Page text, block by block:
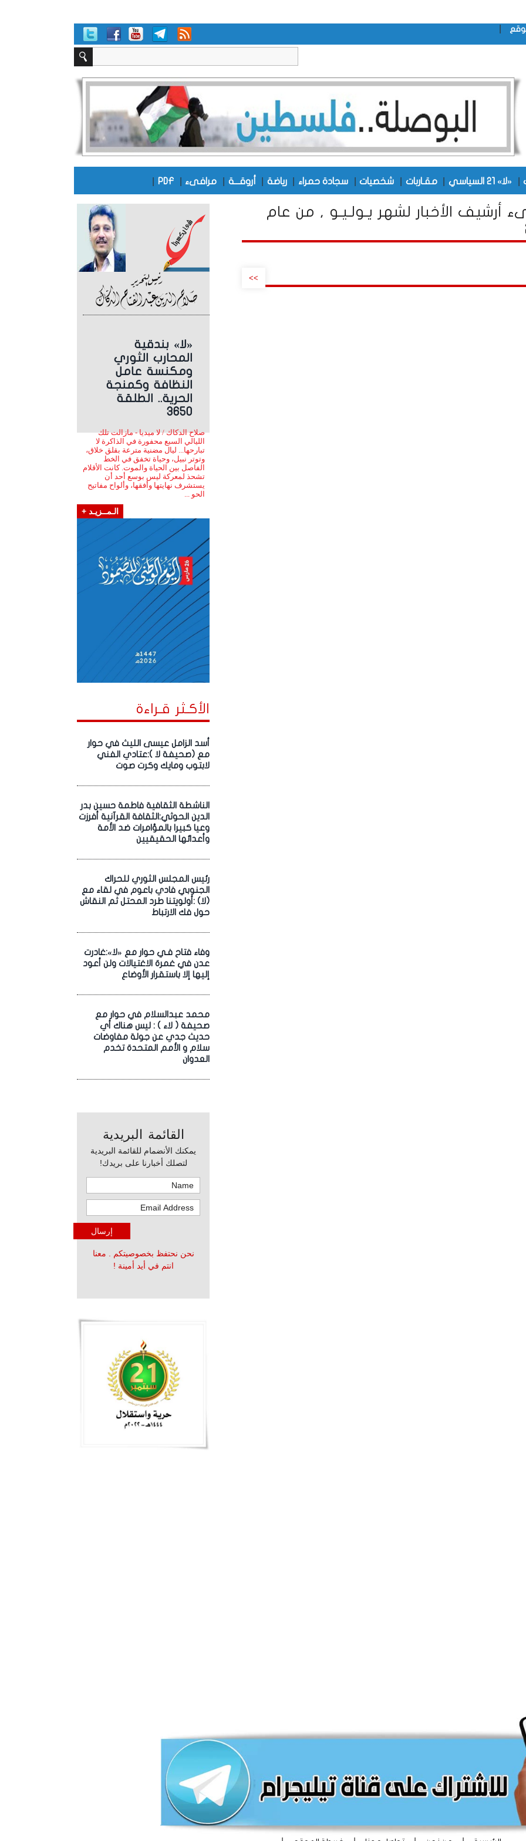
«لا» 21 السياسي مقـاربات شخصيات سجادة حمراء رياضة أروقـــة مرافىء PDF
«لا» بندقية
المحارب الثوري
ومكنسة عامل
النظافة وكمنجة
الحرية.. الطلقة
3650
صلاح الدكاك / لا ميديا - مازالت تلك
الليالي السبع محفورة في الذاكرة لا
تبارحها... ليال مضنية مترعة بقلق خلاق،
وتوتر نبيل، وحياة تخفق في الخط
الفاصل بين الحياة والموت. كانت الأقلام
تشحذ لمعركة ليس بوسع أحد أن
يستشرف نهايتها وأفقها، وألواح مفاتيح
الحو ...
الـمــزيـد +
الأكـثر قـراءة
أسد الزامل عيسى الليث في حوار
مع (صحيفة لا ):عتادي الفني
لابتوب ومايك وكرت صوت
الناشطة الثقافية فاطمة حسين بدر
الدين الحوثي:الثقافة القرآنية أفرزت
وعيا كبيرا بالمؤامرات ضد الأمة
وأعدائها الحقيقيين
رئيس المجلس الثوري للحراك
الجنوبي فادي باعوم في لقاء مع
(لا) :أولويتنا طرد المحتل ثم النقاش
حول فك الارتباط
وفاء فتاح فـي حوار مع «لا»:غادرت
عدن في غمرة الاغتيالات ولن أعود
إليها إلا باستقرار الأوضاع
محمد عبدالسلام في حوار مع
صحيفة ( لاء ) : ليس هناك أي
حديث جدي عن جولة مفاوضات
سلام و الأمم المتحدة تخدم
العدوان
القائمة البريدية
يمكنك الأنضمام للقائمة البريدية
لتصلك أخبارنا على بريدك!
نحن نحتفظ بخصوصيتكم . معنا
انتم في أيد أمينة !
أرشيف الأخبار لشهر يـولـيـو , من عام
>>